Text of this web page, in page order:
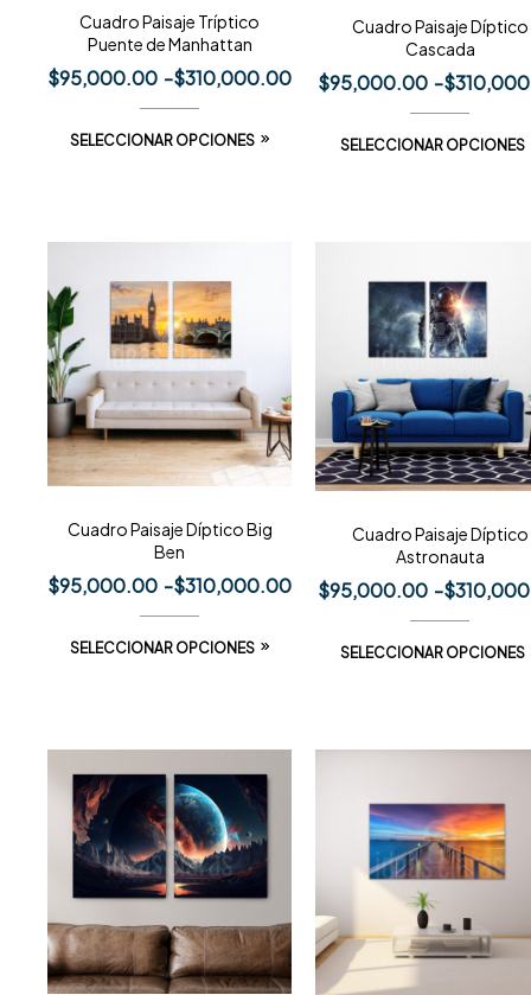
Cuadro Paisaje Tríptico
Puente de Manhattan
$95,000.00 -$310,000.00
SELECCIONAR OPCIONES
Cuadro Paisaje Díptico
Cascada
$95,000.00 -$
SELECCIONAR OPCIONES
Cuadro Paisaje Díptico Big
Ben
$95,000.00 -$310,000.00
SELECCIONAR OPCIONES
Cuadro Paisaje Díptico
Astronauta
$95,000.00 -$
SELECCIONAR OPCIONES